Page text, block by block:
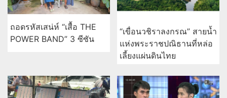
ถอดรหัสเสน่ห์ “เสื้อ THE
POWER BAND” 3 ซีซัน
“เขื่อนวชิราลงกรณ” สายน้ำ
แห่งพระราชปณิธานที่หล่อ
เลี้ยงแผ่นดินไทย